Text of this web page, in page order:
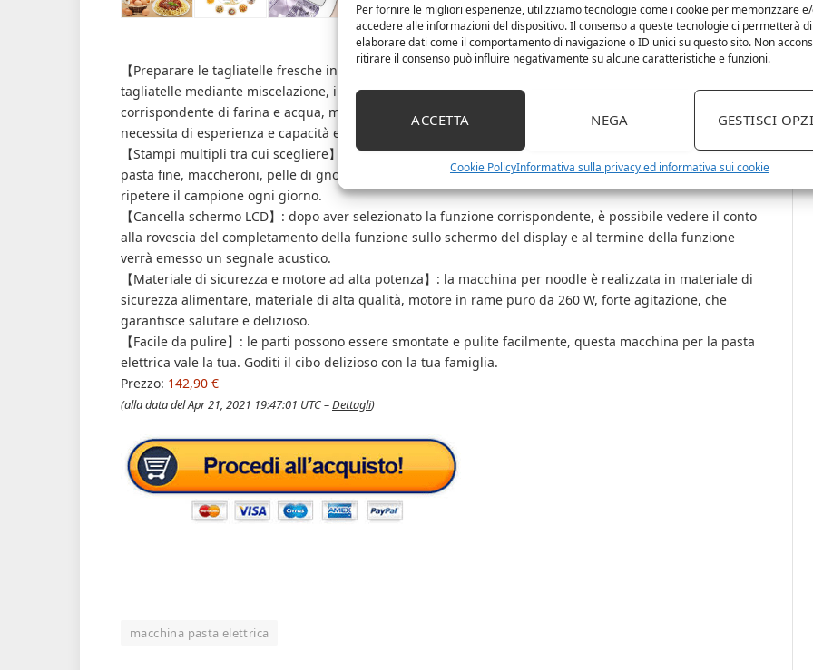
Per fornire le migliori esperienze, utilizziamo tecnologie come i cookie per memorizzare
accedere alle informazioni del dispositivo. Il consenso a queste tecnologie ci permetterà di
elaborare dati come il comportamento di navigazione o ID unici su questo sito. Non
ritirare il consenso può influire negativamente su alcune caratteristiche e funzioni.
ACCETTA NEGA GESTISCI
Cookie PolicyInformativa sulla privacy ed informativa sui cookie
【Preparare le tagliatelle fresche in 15 minuti】: la macchina intelligente per la pasta può preparare le
tagliatelle mediante miscelazione, impasto ed estrusione automatiche, aggiungendo la proporzione
corrispondente di farina e acqua, mescolando le tagliatelle in 10 minuti e uscendo in 5 minuti. Non
necessita di esperienza e capacità e può essere utilizzato da anziani e bambini.
【Stampi multipli tra cui scegliere】: 12 stampi per pasta e 1 stampo per gnocchi, pasta grossolana,
pasta fine, maccheroni, pelle di gnocchi, puoi preparare tutti i tipi di pasta cambiando lo stampo, senza
ripetere il campione ogni giorno.
【Cancella schermo LCD】: dopo aver selezionato la funzione corrispondente, è possibile vedere il conto
alla rovescia del completamento della funzione sullo schermo del display e al termine della funzione
verrà emesso un segnale acustico.
【Materiale di sicurezza e motore ad alta potenza】: la macchina per noodle è realizzata in materiale di
sicurezza alimentare, materiale di alta qualità, motore in rame puro da 260 W, forte agitazione, che
garantisce salutare e delizioso.
【Facile da pulire】: le parti possono essere smontate e pulite facilmente, questa macchina per la pasta
elettrica vale la tua. Goditi il ​​cibo delizioso con la tua famiglia.
Prezzo: 142,90 €
(alla data del Apr 21, 2021 19:47:01 UTC –Dettagli)
macchina pasta elettrica